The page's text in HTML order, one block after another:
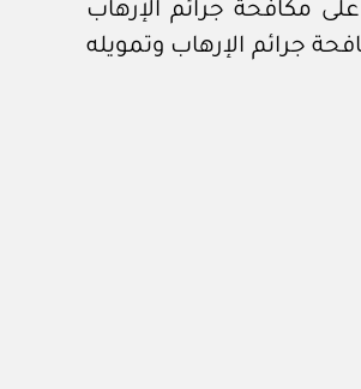
على مكافحة جرائم الإرهاب
جرائم الإرهاب وتمويله